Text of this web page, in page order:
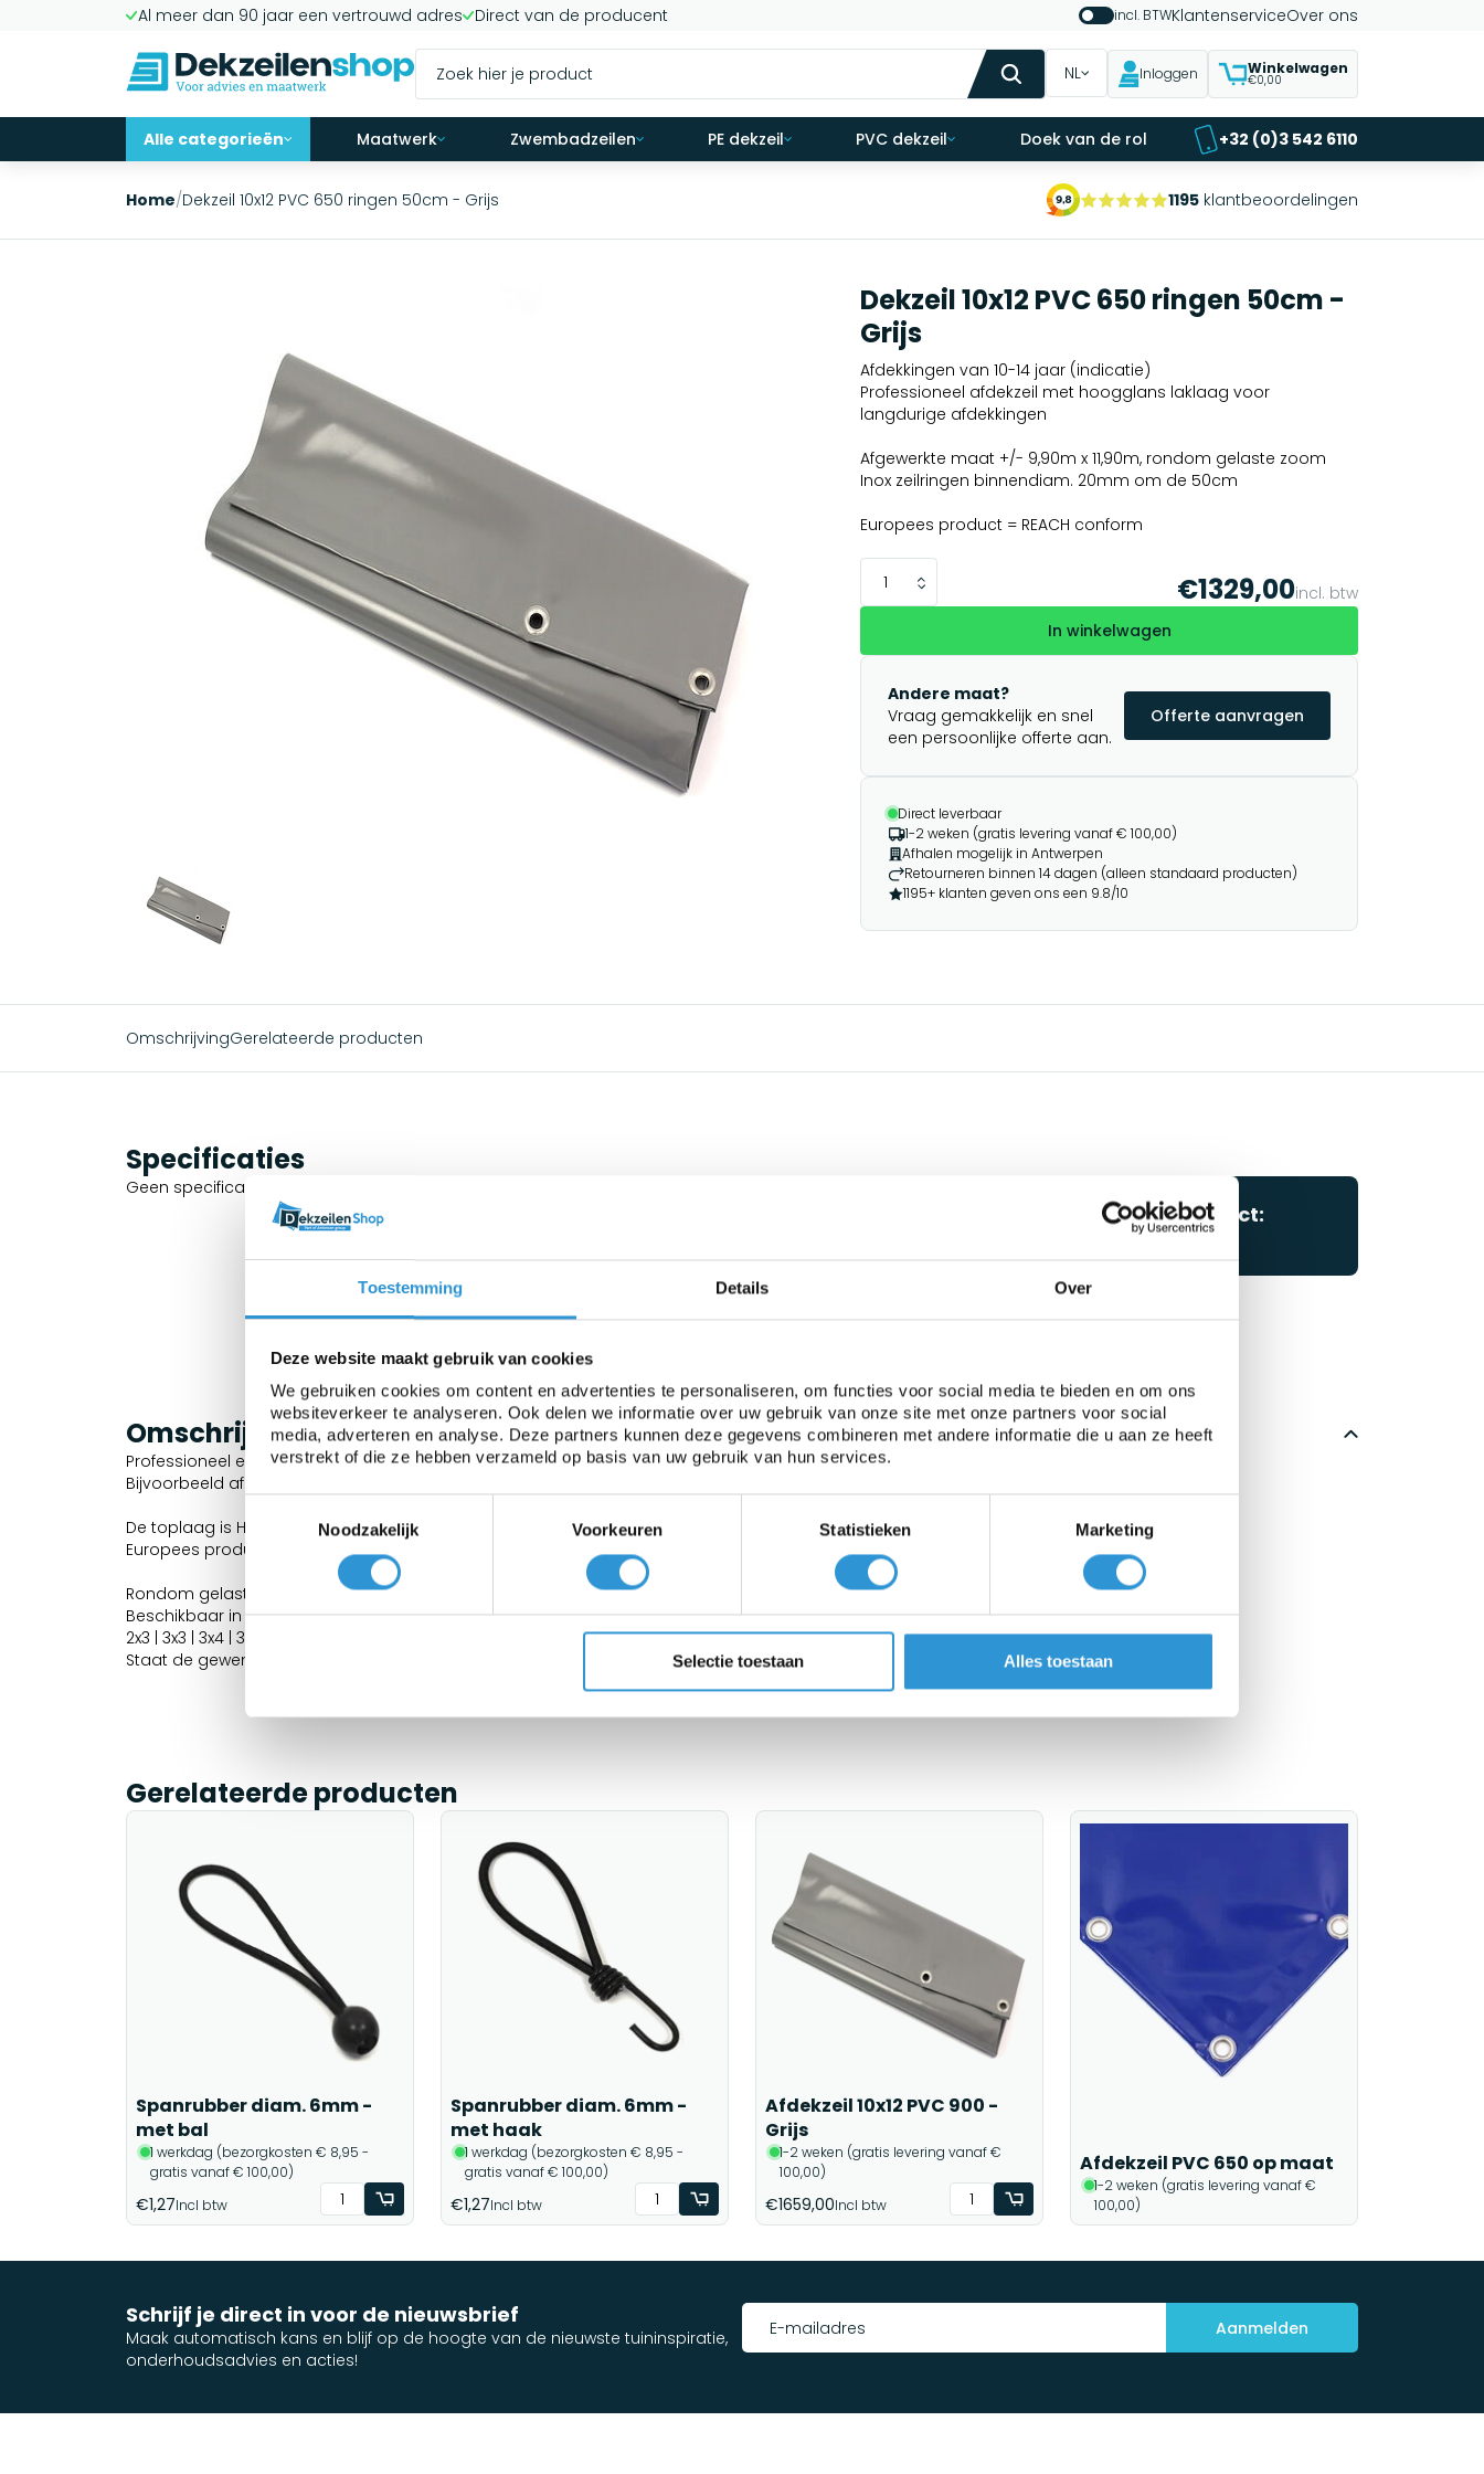
Toestemming Details Over
Deze website maakt gebruik van cookies
We gebruiken cookies om content en advertenties te personaliseren, om functies voor social media te bieden en om ons
websiteverkeer te analyseren. Ook delen we informatie over uw gebruik van onze site met onze partners voor social
media, adverteren en analyse. Deze partners kunnen deze gegevens combineren met andere informatie die u aan ze heeft
verstrekt of die ze hebben verzameld op basis van uw gebruik van hun services.
Noodzakelijk
Voorkeuren Statistieken Marketing
Selectie toestaan Alles toestaan
Al meer dan 90 jaar een vertrouwd adres Direct van de producent incl. BTWKlantenserviceOver ons
NL Inloggen Winkelwagen
€0,00
Alle categorieën Maatwerk Zwembadzeilen PE dekzeil PVC dekzeil Doek van de rol +32 (0)3 542 6110
Home/Dekzeil 10x12 PVC 650 ringen 50cm - Grijs 1195 klantbeoordelingen
Dekzeil 10x12 PVC 650 ringen 50cm -
Grijs
Afdekkingen van 10-14 jaar (indicatie)
Professioneel afdekzeil met hoogglans laklaag voor
langdurige afdekkingen
Afgewerkte maat +/- 9,90m x 11,90m, rondom gelaste zoom
Inox zeilringen binnendiam. 20mm om de 50cm
Europees product = REACH conform
€1329,00incl. btw
In winkelwagen
Andere maat?
Vraag gemakkelijk en snel
een persoonlijke offerte aan.
Offerte aanvragen
Direct leverbaar
1-2 weken (gratis levering vanaf € 100,00)
Afhalen mogelijk in Antwerpen
Retourneren binnen 14 dagen (alleen standaard producten)
1195+ klanten geven ons een 9.8/10
OmschrijvingGerelateerde producten
Specificaties
Geen specificaties beschikbaar.
Vragen over dit product:
Omschrijving
Professioneel en waterdicht afdekzeil geschikt voor zwaardere toepassingen en/of langdurige afdekkingen.
Bijvoorbeeld afdekzeil voor machines, boten, aanhangwagen of houtstapel.
De toplaag is Hoogglans afgewerkt voor betere reiniging en langere levensduur.
Europees product dus REACH conform.
Rondom gelaste zoom en voorzien van inox zeilringen binnendiam. 20mm om de 50cm.
Beschikbaar in 2 kleuren, levertijd circa 1 week:
2x3 | 3x3 | 3x4 | 3x5 | 3x6 | 4x5 | 4x6 | 5x6 | 5x7 | 5x8 | 6x6 | 6x7 | 6x8 | 6x9 | 6x10 | 8x10 | 8x12 | 9x9 | 10x12
Staat de gewenste afmetingen er niet bij, vraag dan een
Offerte Dekzeil PVC 650 op maat.
Gerelateerde producten
Spanrubber diam. 6mm -
met bal
1 werkdag (bezorgkosten € 8,95 -
gratis vanaf € 100,00)
€1,27Incl btw
Spanrubber diam. 6mm -
met haak
1 werkdag (bezorgkosten € 8,95 -
gratis vanaf € 100,00)
€1,27Incl btw
Afdekzeil 10x12 PVC 900 -
Grijs
1-2 weken (gratis levering vanaf €
100,00)
€1659,00Incl btw
Afdekzeil PVC 650 op maat
1-2 weken (gratis levering vanaf €
100,00)
Schrijf je direct in voor de nieuwsbrief
Maak automatisch kans en blijf op de hoogte van de nieuwste tuininspiratie,
onderhoudsadvies en acties!
Aanmelden